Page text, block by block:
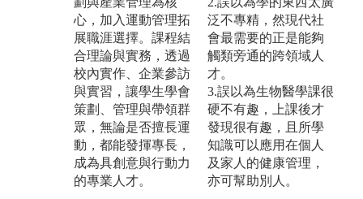
心，加入運動管理拓
展職涯選擇。課程結
合理論與實務，透過
校內實作、企業參訪
與實習，讓學生學會
策劃、管理與帶領群
眾，無論是否擅長運
動，都能發揮專長，
成為具創意與行動力
的專業人才。
泛不專精，然現代社
會最需要的正是能夠
觸類旁通的跨領域人
才。
3.誤以為生物醫學課很
硬不有趣，上課後才
發現很有趣，且所學
知識可以應用在個人
及家人的健康管理，
亦可幫助別人。